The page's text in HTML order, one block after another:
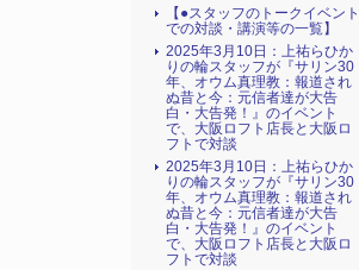
【●スタッフのトークイベント
での対談・講演等の一覧】
2025年3月10日：上祐らひか
りの輪スタッフが『サリン30
年、オウム真理教：報道され
ぬ昔と今：元信者達が大告
白・大告発！』のイベント
で、大阪ロフト店長と大阪ロ
フトで対談
2025年3月10日：上祐らひか
りの輪スタッフが『サリン30
年、オウム真理教：報道され
ぬ昔と今：元信者達が大告
白・大告発！』のイベント
で、大阪ロフト店長と大阪ロ
フトで対談